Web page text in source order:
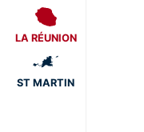
LA RÉUNION
ST MARTIN